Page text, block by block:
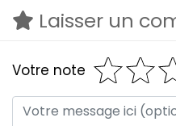
Laisser un
Votre note